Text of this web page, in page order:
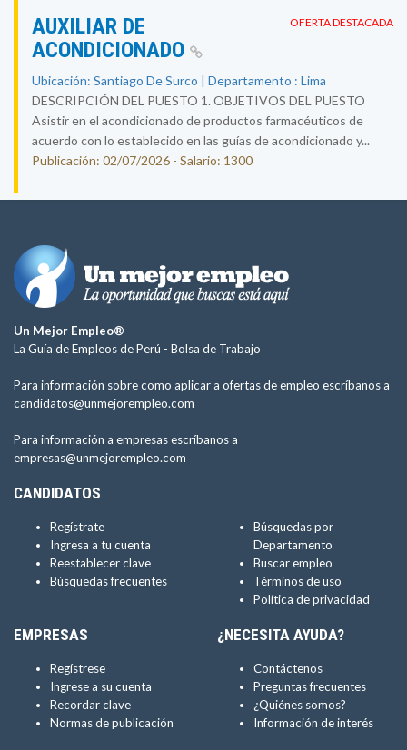
OFERTA DESTACADA
AUXILIAR DE
ACONDICIONADO
Ubicación: Santiago De Surco | Departamento : Lima
DESCRIPCIÓN DEL PUESTO 1. OBJETIVOS DEL PUESTO
Asistir en el acondicionado de productos farmacéuticos de
acuerdo con lo establecido en las guías de acondicionado y...
Publicación: 02/07/2026 - Salario: 1300
Un Mejor Empleo®
La Guía de Empleos de Perú - Bolsa de Trabajo
Para información sobre como aplicar a ofertas de empleo escríbanos a
candidatos@unmejorempleo.com
Para información a empresas escríbanos a
empresas@unmejorempleo.com
CANDIDATOS
Regístrate
Ingresa a tu cuenta
Reestablecer clave
Búsquedas frecuentes
Búsquedas por
Departamento
Buscar empleo
Términos de uso
Política de privacidad
EMPRESAS
Regístrese
Ingrese a su cuenta
Recordar clave
Normas de publicación
¿NECESITA AYUDA?
Contáctenos
Preguntas frecuentes
¿Quiénes somos?
Información de interés